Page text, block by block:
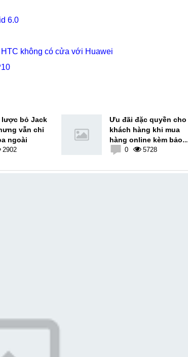
6.0
không có cửa với Huawei
lược bỏ Jack
vẫn chỉ
ngoài
2902
Ưu đãi đặc quyền cho
khách hàng khi mua
hàng online kèm bảo
hành vàng tại
0 5728